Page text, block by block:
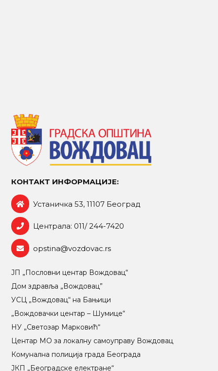
КОНТАКТ ИНФОРМАЦИЈЕ:
Устаничка 53, 11107 Београд
Централа: 011/ 244-7420
opstina@vozdovac.rs
ЈП „Пословни центар Вождовац“
Дом здравља „Вождовац”
УСЦ „Вождовац“ на Бањици
„Вождовачки центар – Шумице“
НУ „Светозар Марковић“
Центар МO за локалну самоуправу Вождовац
Комунална полиција града Београда
ЈКП „Београдске електране“